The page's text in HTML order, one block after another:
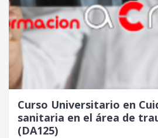
Curso Universitario en
sanitaria en el área de
(DA125)